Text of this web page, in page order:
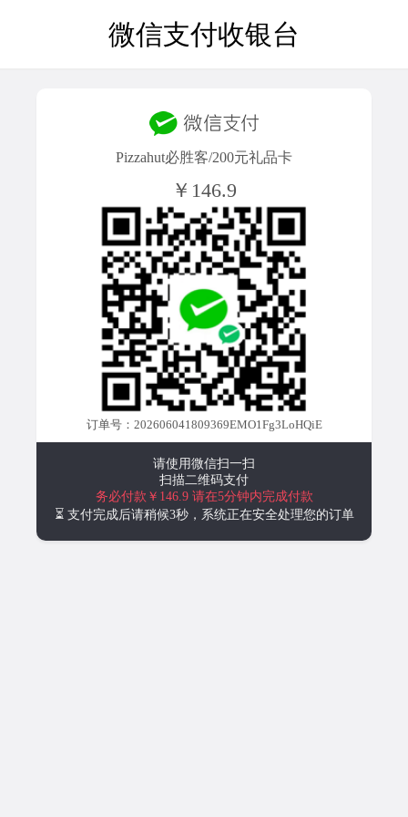
微信支付收银台
Pizzahut必胜客/200元礼品卡
￥146.9
订单号：202606041809369EMO1Fg3LoHQiE
请使用微信扫一扫
扫描二维码支付
务必付款￥146.9 请在5分钟内完成付款
⏳ 支付完成后请稍候3秒，系统正在安全处理您的订单